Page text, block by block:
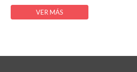
VER MÁS